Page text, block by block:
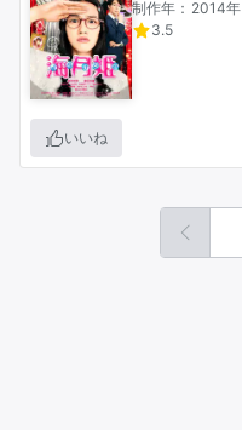
制作年：2014年
3.5
いいね